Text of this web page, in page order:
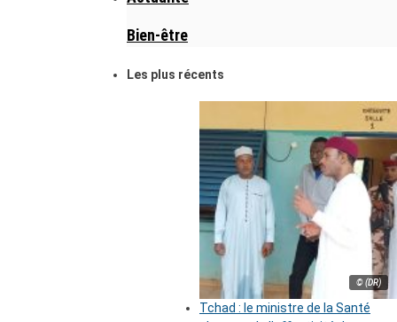
Bien-être
Les plus récents
© (DR)
Tchad : le ministre de la Santé